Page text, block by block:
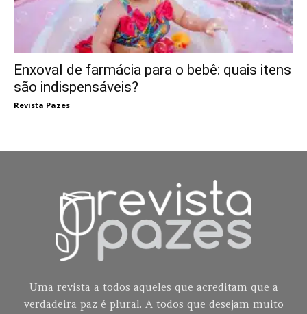
Enxoval de farmácia para o bebê: quais itens
são indispensáveis?
Revista Pazes
Uma revista a todos aqueles que acreditam que a
verdadeira paz é plural. A todos que desejam muito